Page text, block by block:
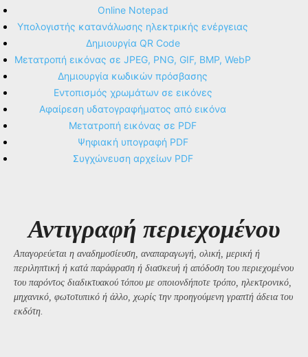
Online Notepad
Υπολογιστής κατανάλωσης ηλεκτρικής ενέργειας
Δημιουργία QR Code
Μετατροπή εικόνας σε JPEG, PNG, GIF, BMP, WebP
Δημιουργία κωδικών πρόσβασης
Εντοπισμός χρωμάτων σε εικόνες
Αφαίρεση υδατογραφήματος από εικόνα
Μετατροπή εικόνας σε PDF
Ψηφιακή υπογραφή PDF
Συγχώνευση αρχείων PDF
Αντιγραφή περιεχομένου
Απαγορεύεται η αναδημοσίευση, αναπαραγωγή, ολική, μερική ή
περιληπτική ή κατά παράφραση ή διασκευή ή απόδοση του περιεχομένου
του παρόντος διαδικτυακού τόπου με οποιονδήποτε τρόπο, ηλεκτρονικό,
μηχανικό, φωτοτυπικό ή άλλο, χωρίς την προηγούμενη γραπτή άδεια του
εκδότη.